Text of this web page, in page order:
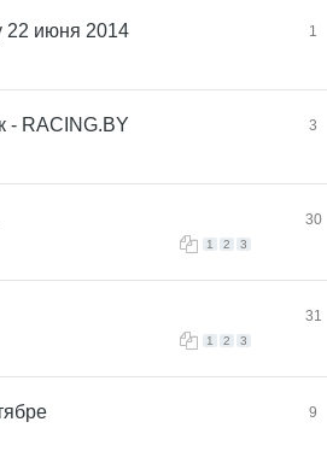
22 июня 2014 1
- RACING.BY 3
1 2 3
30
1 2 3
31
9